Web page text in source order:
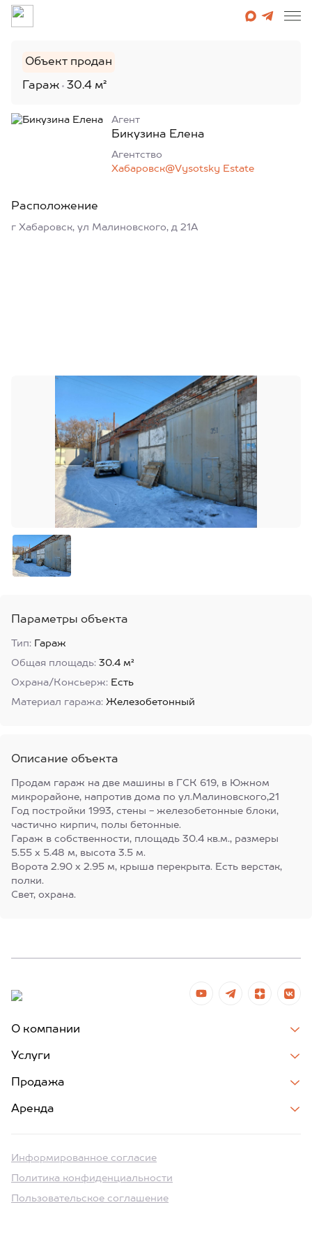
Объект продан
Гараж 30.4 м²
Агент
Бикузина Елена
Агентcтво
Хабаровск@Vysotsky Estate
Расположение
г Хабаровск, ул Малиновского, д 21А
Параметры объекта
Тип: Гараж
Общая площадь: 30.4 м²
Охрана/Консьерж: Есть
Материал гаража: Железобетонный
Описание объекта
Продам гараж на две машины в ГСК 619, в Южном
микрорайоне, напротив дома по ул.Малиновского,21
Год постройки 1993, стены - железобетонные блоки,
частично кирпич, полы бетонные.
Гараж в собственности, площадь 30.4 кв.м., размеры
5.55 х 5.48 м, высота 3.5 м.
Ворота 2.90 х 2.95 м, крыша перекрыта. Есть верстак,
полки.
Свет, охрана.
О компании
Услуги
Продажа
Аренда
Информированное согласие
Политика конфиденциальности
Пользовательское соглашение